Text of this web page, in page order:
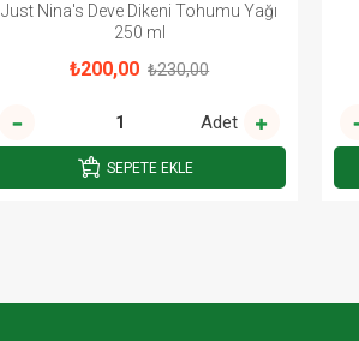
Just Nina's Deve Dikeni Tohumu Yağı
250 ml
₺200,00 ₺230,00
Adet
SEPETE EKLE